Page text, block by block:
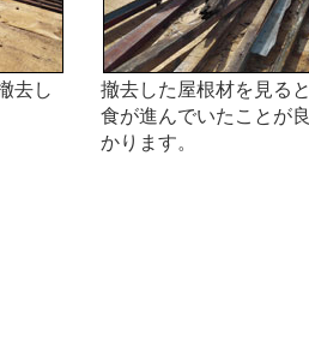
去し
撤去した屋根材を見る
食が進んでいたことが
かります。